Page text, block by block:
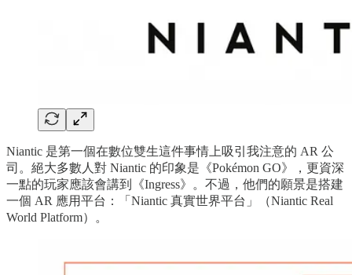
Niantic 是第一個在數位雙生這件事情上吸引我注意的 AR 公
司。絕大多數人對 Niantic 的印象是《Pokémon GO》，更資深
一點的玩家應該會講到《Ingress》。不過，他們的願景是搭建
一個 AR 應用平台：「Niantic 真實世界平台」（Niantic Real
World Platform）。